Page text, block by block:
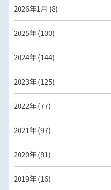
2026年1月 (8)
2025年 (100)
2024年 (144)
2023年 (125)
2022年 (77)
2021年 (97)
2020年 (81)
2019年 (16)